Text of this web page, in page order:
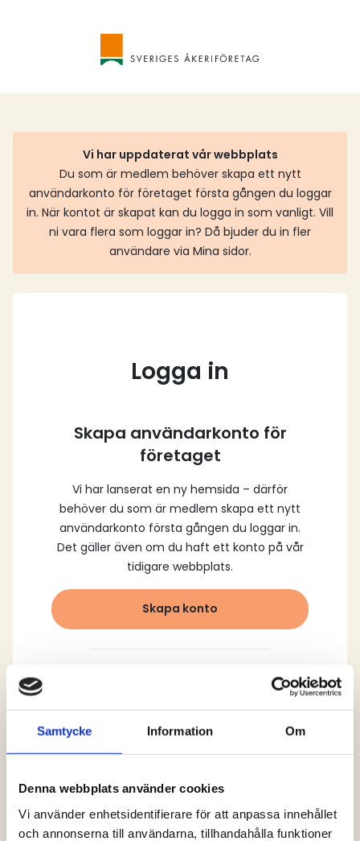
Samtycke Information Om
Denna webbplats använder cookies
Vi använder enhetsidentifierare för att anpassa innehållet
och annonserna till användarna, tillhandahålla funktioner
Vi har uppdaterat vår webbplats
Du som är medlem behöver skapa ett nytt
användarkonto för företaget första gången du loggar
in. När kontot är skapat kan du logga in som vanligt. Vill
ni vara flera som loggar in? Då bjuder du in fler
användare via Mina sidor.
Logga in
Skapa användarkonto för
företaget
Vi har lanserat en ny hemsida – därför
behöver du som är medlem skapa ett nytt
användarkonto första gången du loggar in.
Det gäller även om du haft ett konto på vår
tidigare webbplats.
Skapa konto
Logga in och ta del av allt som vår hemsida
har att erbjuda. Saknar du dina uppgifter?
lösenord” alternativt kontakta oss så hjälper
vi dig!